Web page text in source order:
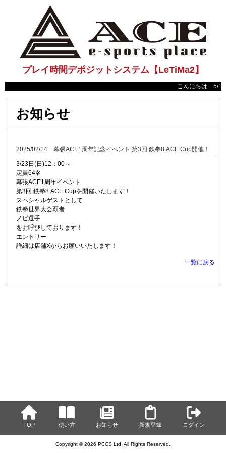
プレイ時間デポジットシステム【LeTiMa2】
こんにちは 5/
お知らせ
2025/02/14 幕張ACE1周年記念イベント 第3回 鉄拳8 ACE Cup開催！
3/23日(日)12：00～
定員64名
幕張ACE1周年イベント
第3回 鉄拳8 ACE Cupを開催いたします！
スペシャルゲストとして
鉄拳世界大会覇者
ノビ選手
をお呼びしております！
エントリー
詳細は店舗Xからお願いいたします！
一覧に戻る
TOP 使い方 お知らせ 新規登録 ログイン
Copyright © 2026 PCCS Ltd. All Rights Reserved.